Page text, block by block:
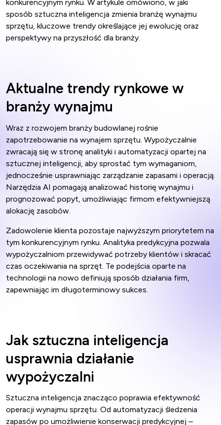
konkurencyjnym rynku. W artykule omówiono, w jaki
sposób sztuczna inteligencja zmienia branżę wynajmu
sprzętu, kluczowe trendy określające jej ewolucję oraz
perspektywy na przyszłość dla branży.
Aktualne trendy rynkowe w
branży wynajmu
Wraz z rozwojem branży budowlanej rośnie
zapotrzebowanie na wynajem sprzętu. Wypożyczalnie
zwracają się w stronę analityki i automatyzacji opartej na
sztucznej inteligencji, aby sprostać tym wymaganiom,
jednocześnie usprawniając zarządzanie zapasami i operacją.
Narzędzia AI pomagają analizować historię wynajmu i
prognozować popyt, umożliwiając firmom efektywniejszą
alokację zasobów.
Zadowolenie klienta pozostaje najwyższym priorytetem na
tym konkurencyjnym rynku. Analityka predykcyjna pozwala
wypożyczalniom przewidywać potrzeby klientów i skracać
czas oczekiwania na sprzęt. Te podejścia oparte na
technologii na nowo definiują sposób działania firm,
zapewniając im długoterminowy sukces.
Jak sztuczna inteligencja
usprawnia działanie
wypożyczalni
Sztuczna inteligencja znacząco poprawia efektywność
operacji wynajmu sprzętu. Od automatyzacji śledzenia
zapasów po umożliwienie konserwacji predykcyjnej –